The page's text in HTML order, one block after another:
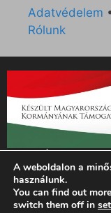
Adatvédelem
Rólunk
„Az Új Ember
támogatását az
szerződés
Emberi
A weboldalon a
használunk.
You can find out
switch them off in